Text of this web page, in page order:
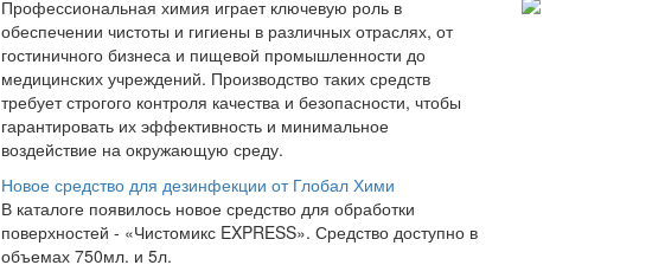
Профессиональная химия играет ключевую роль в
обеспечении чистоты и гигиены в различных отраслях, от
гостиничного бизнеса и пищевой промышленности до
медицинских учреждений. Производство таких средств
требует строгого контроля качества и безопасности, чтобы
гарантировать их эффективность и минимальное
воздействие на окружающую среду.
Новое средство для дезинфекции от Глобал Хими
В каталоге появилось новое средство для обработки
поверхностей - «Чистомикс EXPRESS». Средство доступно в
объемах 750мл. и 5л.